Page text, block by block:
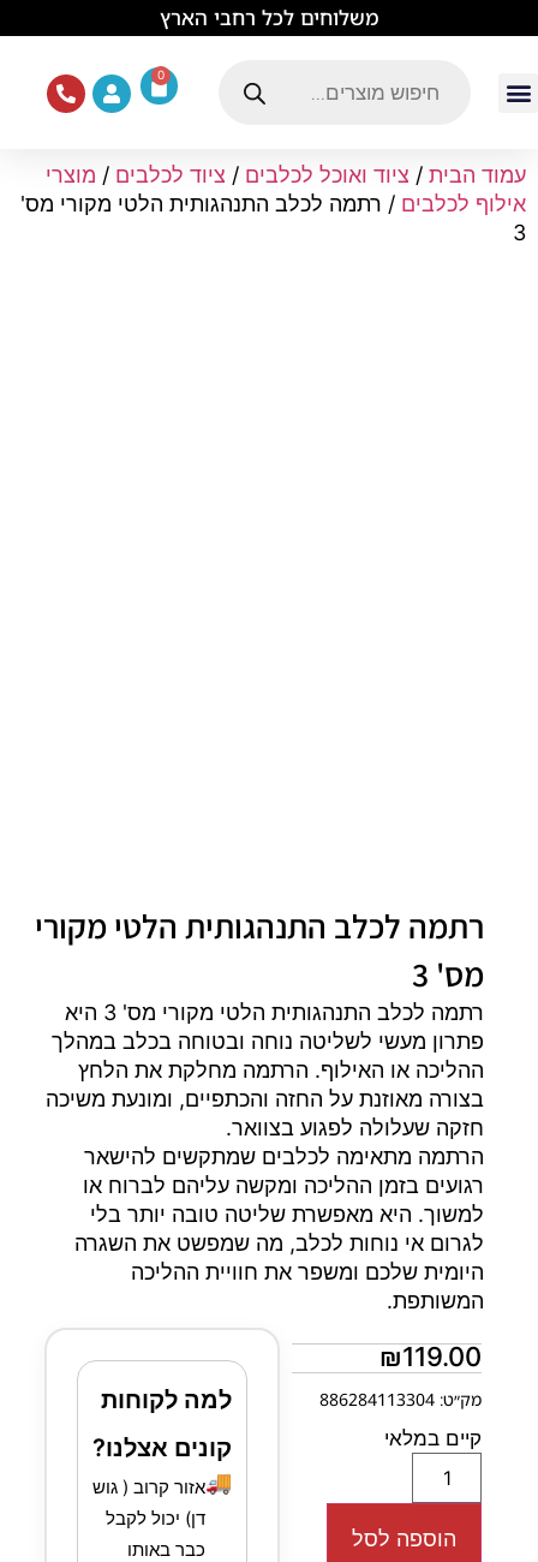
משלוחים לכל רחבי הארץ
0
עמוד הבית / ציוד ואוכל לכלבים / ציוד לכלבים / מוצרי
אילוף לכלבים / רתמה לכלב התנהגותית הלטי מקורי מס'
3
רתמה לכלב התנהגותית הלטי מקורי
מס' 3
רתמה לכלב התנהגותית הלטי מקורי מס' 3 היא
פתרון מעשי לשליטה נוחה ובטוחה בכלב במהלך
ההליכה או האילוף. הרתמה מחלקת את הלחץ
בצורה מאוזנת על החזה והכתפיים, ומונעת משיכה
חזקה שעלולה לפגוע בצוואר.
הרתמה מתאימה לכלבים שמתקשים להישאר
רגועים בזמן ההליכה ומקשה עליהם לברוח או
למשוך. היא מאפשרת שליטה טובה יותר בלי
לגרום אי נוחות לכלב, מה שמפשט את השגרה
היומית שלכם ומשפר את חוויית ההליכה
המשותפת.
₪119.00
מק״ט: 886284113304
קיים במלאי
הוספה לסל
למה לקוחות
קונים אצלנו?
🚚אזור קרוב ( גוש
דן) יכול לקבל
כבר באותו